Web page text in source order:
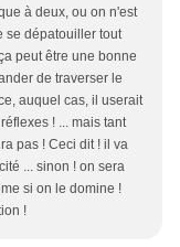
à deux, ou on n'est
se dépatouiller tout
peut être une bonne
de traverser le
auquel cas, il userait
! ... mais tant
pas ! Ceci dit ! il va
... sinon ! on sera
si on le domine !
!